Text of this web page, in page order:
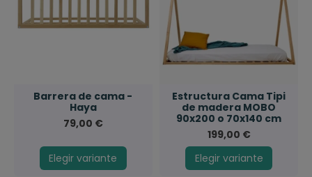
Barrera de cama -
Haya
79,00 €
Elegir variante
Estructura Cama Tipi
de madera MOBO
90x200 o 70x140 cm
199,00 €
Elegir variante